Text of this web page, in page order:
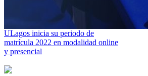
ULagos inicia su periodo de
matrícula 2022 en modalidad online
y presencial